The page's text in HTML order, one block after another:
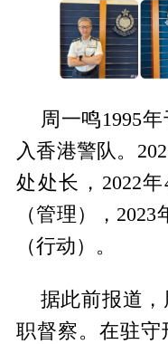
周一鸣1995
入香港警队。
处处长，2022
（管理），
（行动）。
据此前报道
职督察。在驻守